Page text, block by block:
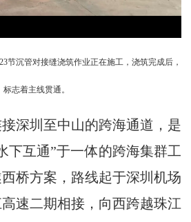
节沉管对接缝浇筑作业正在施工，浇筑完成后，
标志着主线贯通。
圳至中山的跨海通道，是
下互通”于一体的跨海集群工
桥方案，路线起于深圳机场
速二期相接，向西跨越珠江